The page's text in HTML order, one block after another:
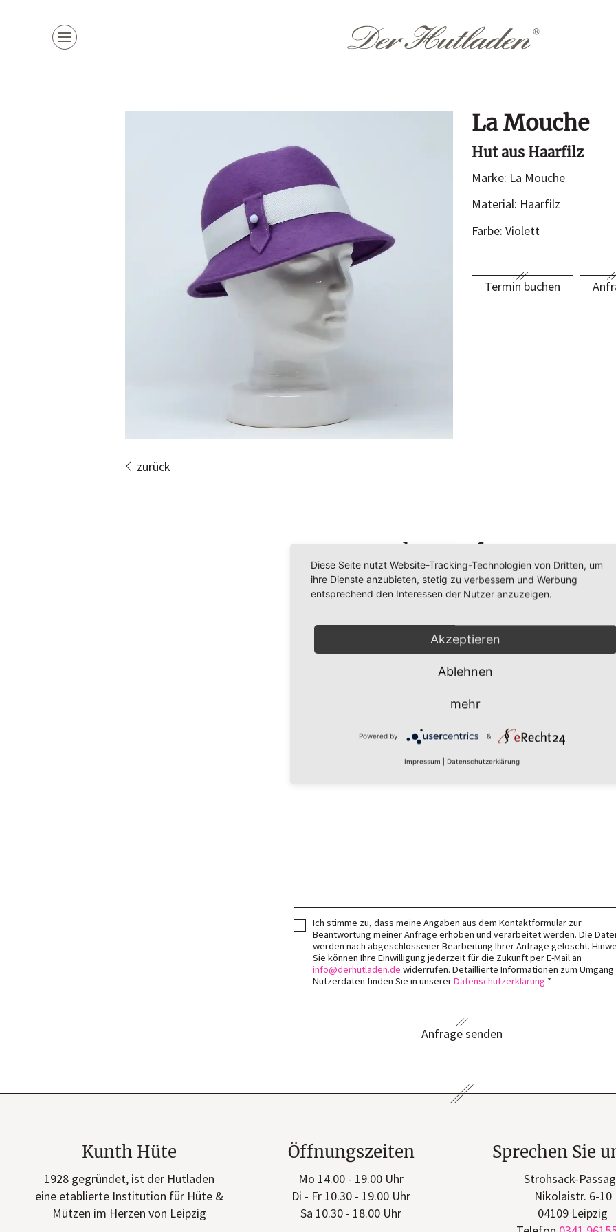
alle Marken
Top Marken
La Mouche
Accessoires
Hochzeit
Sommer
La Mouche
Hut aus Haarfilz
Marke: La Mouche
Material: Haarfilz
Farbe: Violett
Termin buchen
zurück
Ihre Anfrage
Bitte lassen Sie uns kurz wissen, welche Fragen Sie haben und
wir Ihnen weiterhelfen können.
Ich stimme zu, dass meine Angaben aus dem Kontaktformular zur
Beantwortung meiner Anfrage erhoben und verarbeitet werden. Die
werden nach abgeschlossener Bearbeitung Ihrer Anfrage gelöscht.
Sie können Ihre Einwilligung jederzeit für die Zukunft per E-Mail an
info
derhutladen de widerrufen. Detaillierte Informationen zum
Nutzerdaten finden Sie in unsererDatenschutzerklärung *
Anfrage senden
Kunth Hüte
1928 gegründet, ist der Hutladen
eine etablierte Institution für Hüte &
Mützen im Herzen von Leipzig
Öffnungszeiten
Mo 14.00 - 19.00 Uhr
Di - Fr 10.30 - 19.00 Uhr
Sa 10.30 - 18.00 Uhr
Sprechen Sie
Strohsack-
Nikolaistr. 6-10
04109 Leipzig
Diese Seite nutzt Website-Tracking-Technologien von Dritten, um
ihre Dienste anzubieten, stetig zu verbessern und Werbung
entsprechend den Interessen der Nutzer anzuzeigen.
Akzeptieren
Ablehnen
mehr
Powered by &
Impressum Datenschutzerklärung